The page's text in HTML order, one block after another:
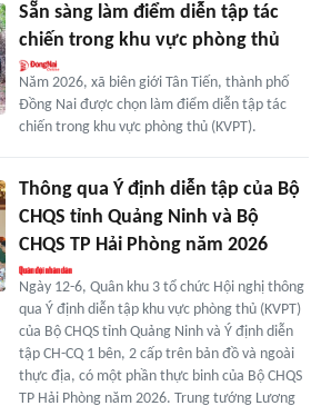
Sẵn sàng làm điểm diễn tập tác
chiến trong khu vực phòng thủ
Năm 2026, xã biên giới Tân Tiến, thành phố
Đồng Nai được chọn làm điểm diễn tập tác
chiến trong khu vực phòng thủ (KVPT).
Thông qua Ý định diễn tập của Bộ
CHQS tỉnh Quảng Ninh và Bộ
CHQS TP Hải Phòng năm 2026
Ngày 12-6, Quân khu 3 tổ chức Hội nghị thông
qua Ý định diễn tập khu vực phòng thủ (KVPT)
của Bộ CHQS tỉnh Quảng Ninh và Ý định diễn
tập CH-CQ 1 bên, 2 cấp trên bản đồ và ngoài
thực địa, có một phần thực binh của Bộ CHQS
TP Hải Phòng năm 2026. Trung tướng Lương